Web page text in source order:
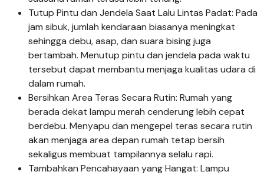
Tutup Pintu dan Jendela Saat Lalu Lintas Padat: Pada
jam sibuk, jumlah kendaraan biasanya meningkat
sehingga debu, asap, dan suara bising juga
bertambah. Menutup pintu dan jendela pada waktu
tersebut dapat membantu menjaga kualitas udara di
dalam rumah.
Bersihkan Area Teras Secara Rutin: Rumah yang
berada dekat lampu merah cenderung lebih cepat
berdebu. Menyapu dan mengepel teras secara rutin
akan menjaga area depan rumah tetap bersih
sekaligus membuat tampilannya selalu rapi.
Tambahkan Pencahayaan yang Hangat: Lampu